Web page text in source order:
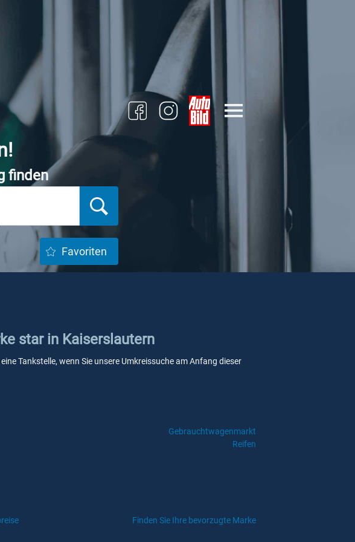
finden
Favoriten
star in Kaiserslautern
Tankstelle, wenn Sie unsere Umkreissuche am Anfang dieser
Gebrauchtwagenmarkt
Reifen
Finden Sie Ihre bevorzugte Marke